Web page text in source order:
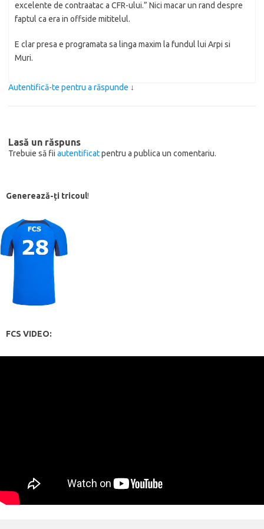
excelente de contraatac a CFR-ului.” Nici macar un rand despre
faptul ca era in offside mititelul.
E clar presa e programata sa linga maxim la fundul lui Arpi si
Muri.
Autentifică-te pentru a răspunde ↓
Lasă un răspuns
Trebuie să fii autentificatpentru a publica un comentariu.
Generează-ți tricoul!
FCS VIDEO: